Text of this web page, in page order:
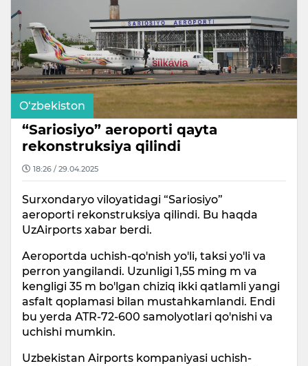
O‘zbekiston
“Sariosiyo” aeroporti qayta
rekonstruksiya qilindi
18:26 / 29.04.2025
Surxondaryo viloyatidagi “Sariosiyo”
aeroporti rekonstruksiya qilindi. Bu haqda
UzAirports xabar berdi.
Aeroportda uchish-qo'nish yo'li, taksi yo'li va
perron yangilandi. Uzunligi 1,55 ming m va
kengligi 35 m bo'lgan chiziq ikki qatlamli yangi
asfalt qoplamasi bilan mustahkamlandi. Endi
bu yerda ATR-72-600 samolyotlari qo'nishi va
uchishi mumkin.
Uzbekistan Airports kompaniyasi uchish-